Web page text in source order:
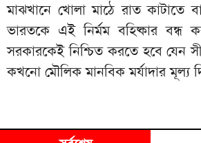
মাঝখানে খোলা মাঠে রাত কাটাতে
ভারতকে এই নির্মম বহিষ্কার
সরকারকেই নিশ্চিত করতে হবে যেন
কখনো মৌলিক মানবিক মর্যাদার মূল্য